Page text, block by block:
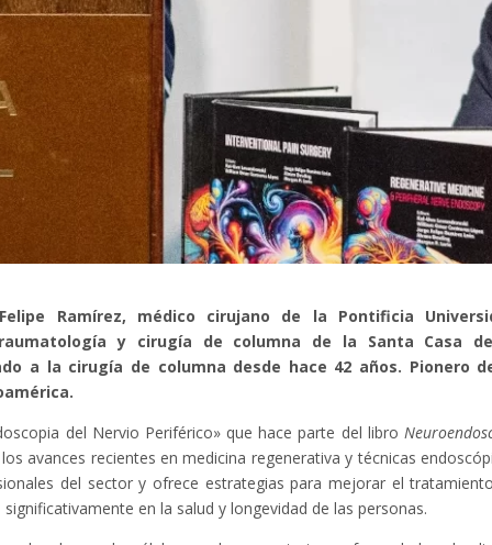
Ramírez, médico cirujano de la Pontificia
y cirugía de columna de la Santa Casa
a la cirugía de columna desde hace 42 años. Pionero
del Nervio Periférico» que hace parte del libro
avances recientes en medicina regenerativa y técnicas
del sector y ofrece estrategias para mejorar el
en la salud y longevidad de las personas.